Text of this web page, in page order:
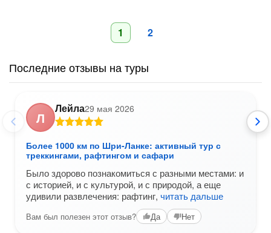
1 2
Последние отзывы на туры
Л
Лейла29 мая 2026
Более 1000 км по Шри-Ланке: активный тур с
треккингами, рафтингом и сафари
Было здорово познакомиться с разными местами: и
с историей, и с культурой, и с природой, а еще
удивили развлечения: рафтинг, читать дальше
Вам был полезен этот отзыв? Да Нет